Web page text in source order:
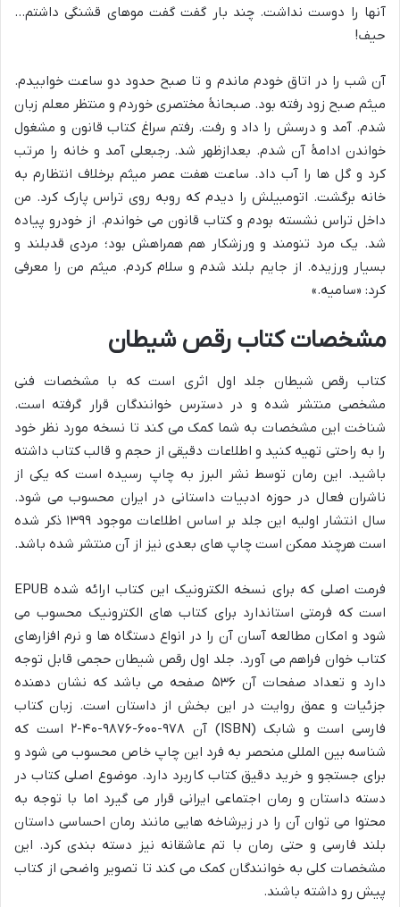
آنها را دوست نداشت. چند بار گفت گفت موهای قشنگی داشتم…
حیف!
آن شب را در اتاق خودم ماندم و تا صبح حدود دو ساعت خوابیدم.
میثم صبح زود رفته بود. صبحانۀ مختصری خوردم و منتظر معلم زبان
شدم. آمد و درسش را داد و رفت. رفتم سراغ کتاب قانون و مشغول
خواندن ادامۀ آن شدم. بعدازظهر شد. رجبعلی آمد و خانه را مرتب
کرد و گل ها را آب داد. ساعت هفت عصر میثم برخلاف انتظارم به
خانه برگشت. اتومبیلش را دیدم که روبه روی تراس پارک کرد. من
داخل تراس نشسته بودم و کتاب قانون می خواندم. از خودرو پیاده
شد. یک مرد تنومند و ورزشکار هم همراهش بود؛ مردی قدبلند و
بسیار ورزیده. از جایم بلند شدم و سلام کردم. میثم من را معرفی
کرد: «سامیه.»
مشخصات کتاب رقص شیطان
کتاب رقص شیطان جلد اول اثری است که با مشخصات فنی
مشخصی منتشر شده و در دسترس خوانندگان قرار گرفته است.
شناخت این مشخصات به شما کمک می کند تا نسخه مورد نظر خود
را به راحتی تهیه کنید و اطلاعات دقیقی از حجم و قالب کتاب داشته
باشید. این رمان توسط نشر البرز به چاپ رسیده است که یکی از
ناشران فعال در حوزه ادبیات داستانی در ایران محسوب می شود.
سال انتشار اولیه این جلد بر اساس اطلاعات موجود ۱۳۹۹ ذکر شده
است هرچند ممکن است چاپ های بعدی نیز از آن منتشر شده باشد.
فرمت اصلی که برای نسخه الکترونیک این کتاب ارائه شده EPUB
است که فرمتی استاندارد برای کتاب های الکترونیک محسوب می
شود و امکان مطالعه آسان آن را در انواع دستگاه ها و نرم افزارهای
کتاب خوان فراهم می آورد. جلد اول رقص شیطان حجمی قابل توجه
دارد و تعداد صفحات آن ۵۳۶ صفحه می باشد که نشان دهنده
جزئیات و عمق روایت در این بخش از داستان است. زبان کتاب
فارسی است و شابک (ISBN) آن ۹۷۸-۶۰۰-۹۸۷۶-۴۰-۲ است که
شناسه بین المللی منحصر به فرد این چاپ خاص محسوب می شود و
برای جستجو و خرید دقیق کتاب کاربرد دارد. موضوع اصلی کتاب در
دسته داستان و رمان اجتماعی ایرانی قرار می گیرد اما با توجه به
محتوا می توان آن را در زیرشاخه هایی مانند رمان احساسی داستان
بلند فارسی و حتی رمان با تم عاشقانه نیز دسته بندی کرد. این
مشخصات کلی به خوانندگان کمک می کند تا تصویر واضحی از کتاب
پیش رو داشته باشند.